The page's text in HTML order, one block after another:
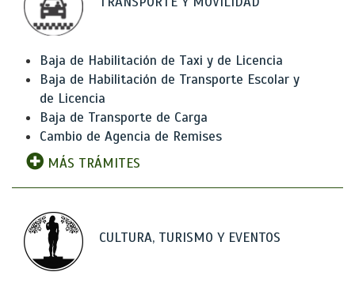
Baja de Habilitación de Taxi y de Licencia
Baja de Habilitación de Transporte Escolar y
de Licencia
Baja de Transporte de Carga
Cambio de Agencia de Remises
MÁS TRÁMITES
CULTURA, TURISMO Y EVENTOS